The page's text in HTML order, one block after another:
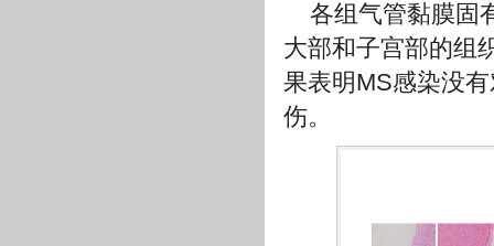
各组气管黏膜固
大部和子宫部的组
果表明MS感染没
伤。